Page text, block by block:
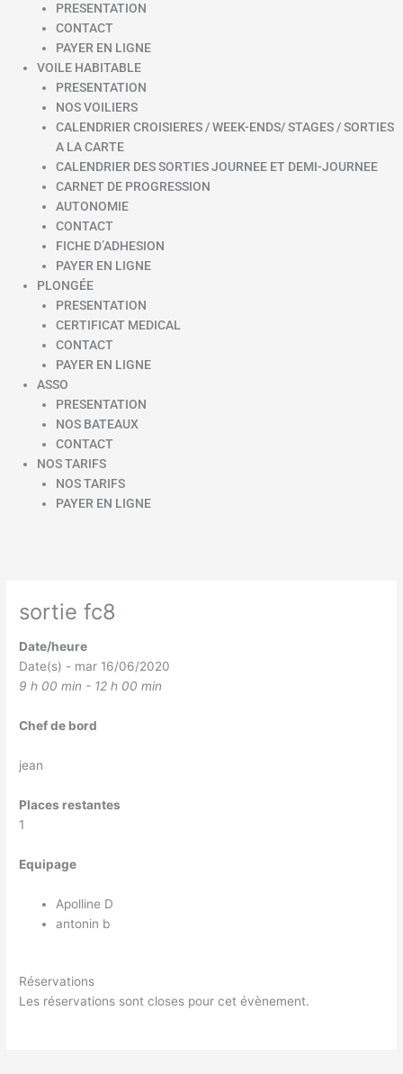
PRESENTATION
CONTACT
PAYER EN LIGNE
VOILE HABITABLE
PRESENTATION
NOS VOILIERS
CALENDRIER CROISIERES / WEEK-ENDS/ STAGES / SORTIES
A LA CARTE
CALENDRIER DES SORTIES JOURNEE ET DEMI-JOURNEE
CARNET DE PROGRESSION
AUTONOMIE
CONTACT
FICHE D’ADHESION
PAYER EN LIGNE
PLONGÉE
PRESENTATION
CERTIFICAT MEDICAL
CONTACT
PAYER EN LIGNE
ASSO
PRESENTATION
NOS BATEAUX
CONTACT
NOS TARIFS
NOS TARIFS
PAYER EN LIGNE
sortie fc8
Date/heure
Date(s) - mar 16/06/2020
9 h 00 min - 12 h 00 min
Chef de bord
jean
Places restantes
1
Equipage
Apolline D
antonin b
Réservations
Les réservations sont closes pour cet évènement.